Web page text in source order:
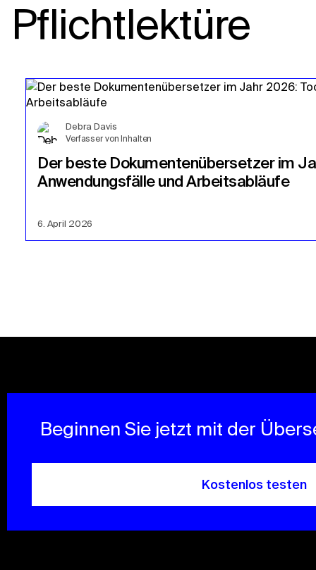
Pflichtlektüre
Debra Davis
Verfasser von Inhalten
Der beste Dokumentenübersetzer im
Anwendungsfälle und Arbeitsabläufe
6. April 2026
Beginnen Sie jetzt mit der
Kostenlos testen